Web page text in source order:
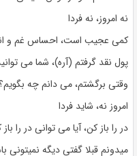
نه امروز، نه فردا
کمی عجیب است، احساس غم و
پول نقد گرفتم (آره)، شما می
وقتی برگشتم، می دانم چه
امروز نه، شاید فردا
در را باز کن، آیا می توانی در را
میدونم قبلا گفتی دیگه نمیتونی